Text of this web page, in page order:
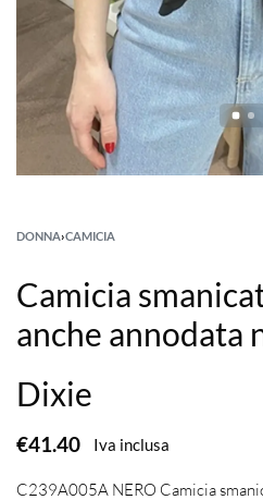
DONNA›CAMICIA
Camicia
anche annodata
Dixie
€41.40 Iva inclusa
C239A005A NERO Camicia